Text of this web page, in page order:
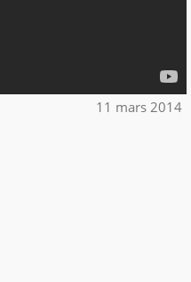
11 mars 2014